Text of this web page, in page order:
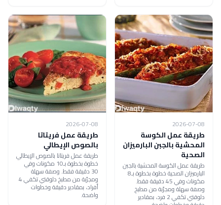
2026-07-08
طريقة عمل الكوسة
المحشية بالجبن البارميزان
الصحية
طريقة عمل الكوسة المحشية بالجبن
البارميزان الصحية خطوة بخطوة بـ8
مكونات وفي 45 دقيقة فقط.
وصفة سهلة ومجرّبة من مطبخ
دلوقتي تكفي 2 فرد، بمقادير
2026-07-08
طريقة عمل فريتاتا
بالصوص الإيطالي
طريقة عمل فريتاتا بالصوص الإيطالي
خطوة بخطوة بـ10 مكونات وفي
30 دقيقة فقط. وصفة سهلة
ومجرّبة من مطبخ دلوقتي تكفي 4
أفراد، بمقادير دقيقة وخطوات
واضحة.